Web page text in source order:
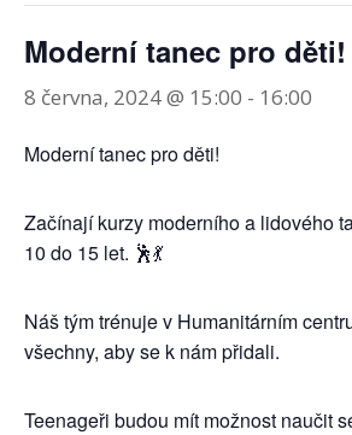
Moderní tanec pro děti!
8 června, 2024 @ 15:00 - 16:00
Moderní tanec pro děti!
Začínají kurzy moderního a lidového
10 do 15 let. 🕺💃
Náš tým trénuje v Humanitárním
všechny, aby se k nám přidali.
Teenageři budou mít možnost naučit